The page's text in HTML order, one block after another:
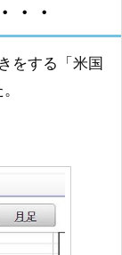
・・
をする「米国